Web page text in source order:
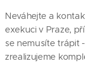
Neváhejte a
exekuci v Praze,
se nemusíte trápit
zrealizujeme